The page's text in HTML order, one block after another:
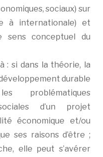
sociaux) sur
à internationale) et
sens conceptuel du
: si dans la théorie, la
durable
d’un projet
économique et/ou
ses raisons d’être ;
elle peut s’avérer